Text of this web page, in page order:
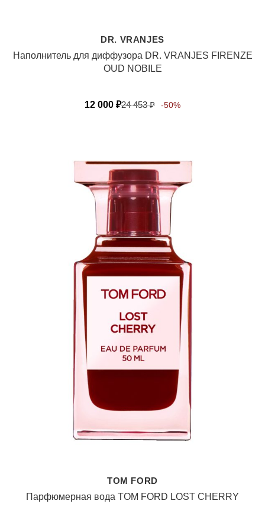
DR. VRANJES
Наполнитель для диффузора DR. VRANJES FIRENZE
OUD NOBILE
12 000 ₽24 453₽ -50%
TOM FORD
Парфюмерная вода TOM FORD LOST CHERRY